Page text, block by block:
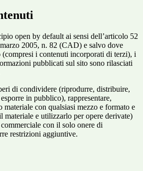
open by default ai sensi dell’articolo 52
2005, n. 82 (CAD) e salvo dove
(compresi i contenuti incorporati di terzi), i
pubblicati sul sito sono rilasciati
di condividere (riprodurre, distribuire,
in pubblico), rappresentare,
materiale con qualsiasi mezzo e formato e
materiale e utilizzarlo per opere derivate)
con il solo onere di
restrizioni aggiuntive.